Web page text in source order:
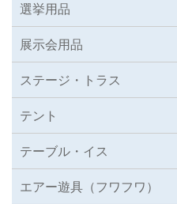
選挙用品
展示会用品
ステージ・トラス
テント
テーブル・イス
エアー遊具（フワフワ）